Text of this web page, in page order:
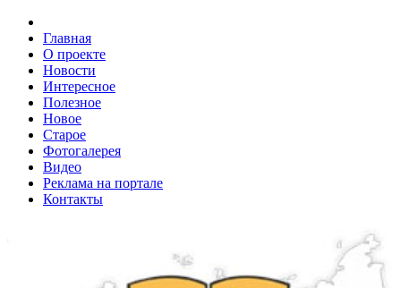
Главная
О проекте
Новости
Интересное
Полезное
Новое
Старое
Фотогалерея
Видео
Реклама на портале
Контакты